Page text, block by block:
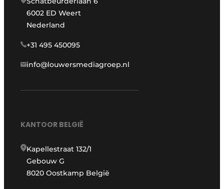
6002 ED Weert
Nederland
+31 495 450095
info@louwersmediagroep.nl
KANTOOR BELGIË
Kapellestraat 132/1
Gebouw G
8020 Oostkamp België